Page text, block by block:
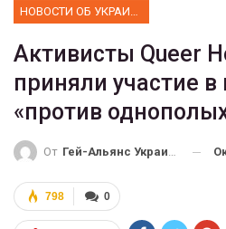
Активисты Queer
приняли участие
«против
От Гей-Альянс Украина
0
798